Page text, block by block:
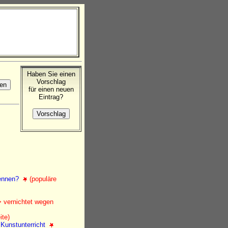
Haben Sie einen
Vorschlag
für einen neuen
Eintrag?
(populäre
wegen